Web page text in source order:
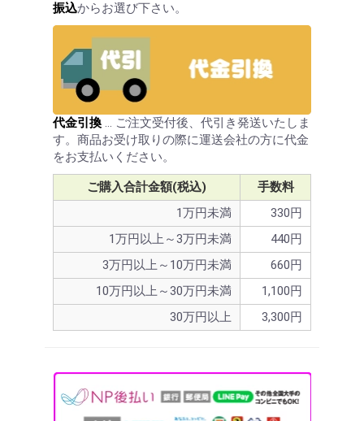
振込からお選び下さい。
代金引換 … ご注文受付後、代引き発送いたしま
す。商品お受け取りの際に運送会社の方に代金
をお支払いください。
ご購入合計金額(税込)
手数料
1万円未満
330円
1万円以上～3万円未満
440円
3万円以上～10万円未満
660円
10万円以上～30万円未満
1,100円
30万円以上
3,300円